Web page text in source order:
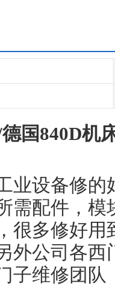
国840D机
业设备修
需配件，
很多修好
外公司各
子维修团